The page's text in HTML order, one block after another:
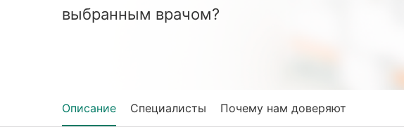
выбранным врачом?
Описание Специалисты Почему нам доверяют